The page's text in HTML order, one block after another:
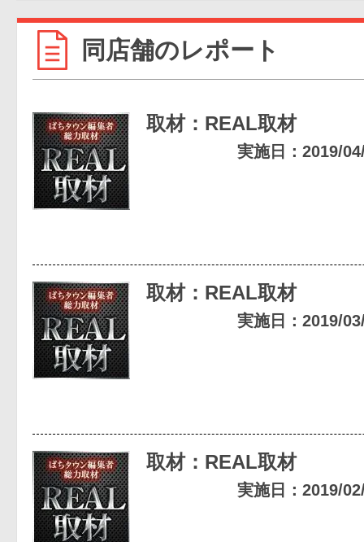
同店舗のレポート
取材：REAL取材
実施日：2019/
取材：REAL取材
実施日：2019/
取材：REAL取材
実施日：2019/